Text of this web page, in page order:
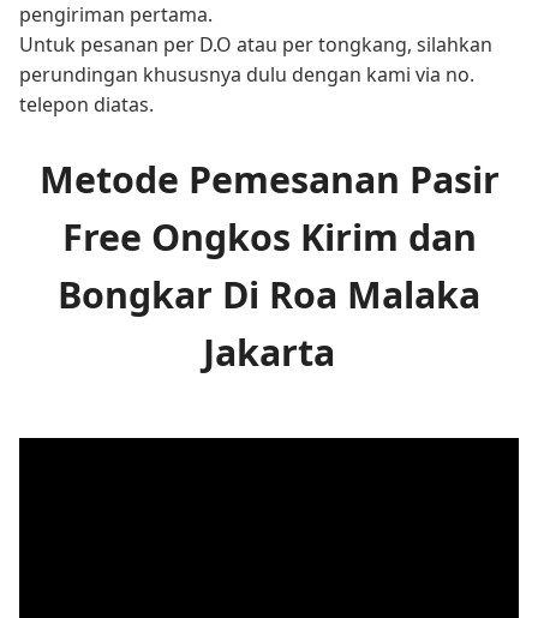
pengiriman pertama.
Untuk pesanan per D.O atau per tongkang, silahkan
perundingan khususnya dulu dengan kami via no.
telepon diatas.
Metode Pemesanan Pasir
Free Ongkos Kirim dan
Bongkar Di Roa Malaka
Jakarta